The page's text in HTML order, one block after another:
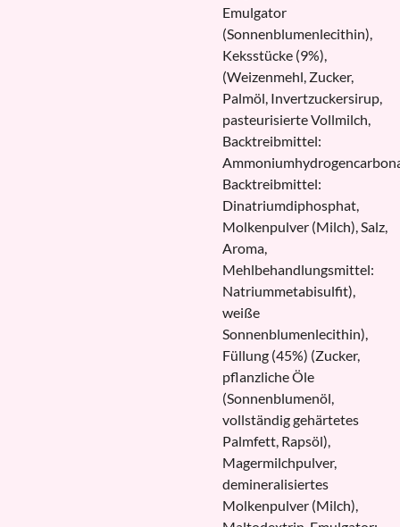
Emulgator
(Sonnenblumenlecithin),
Keksstücke (9%),
(Weizenmehl, Zucker,
Palmöl, Invertzuckersirup,
pasteurisierte Vollmilch,
Backtreibmittel:
Backtreibmittel:
Dinatriumdiphosphat,
Molkenpulver (Milch), Salz,
Aroma,
Mehlbehandlungsmittel:
Natriummetabisulfit),
weiße
Sonnenblumenlecithin),
Füllung (45%) (Zucker,
pflanzliche Öle
(Sonnenblumenöl,
vollständig gehärtetes
Palmfett, Rapsöl),
Magermilchpulver,
demineralisiertes
Molkenpulver (Milch),